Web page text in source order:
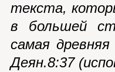
текста,
в большей
самая
Деян.8:37